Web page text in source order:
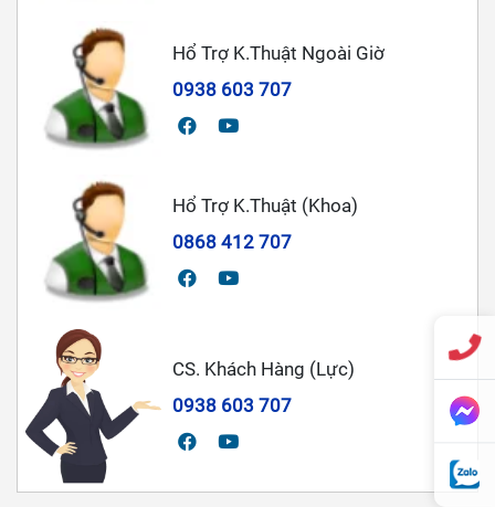
Hổ Trợ K.Thuật Ngoài Giờ
0938 603 707
Hổ Trợ K.Thuật (Khoa)
0868 412 707
CS. Khách Hàng (Lực)
0938 603 707